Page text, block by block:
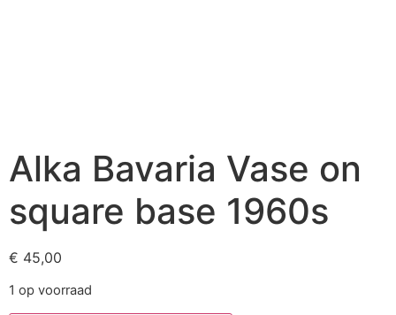
Alka Bavaria Vase on
square base 1960s
€ 45,00
1 op voorraad